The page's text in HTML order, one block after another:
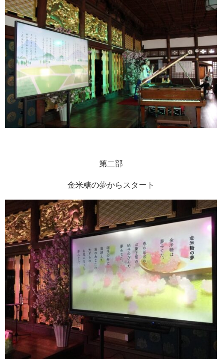
第二部
金米糖の夢からスタート